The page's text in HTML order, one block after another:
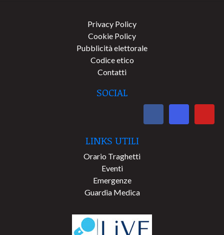
Privacy Policy
Cookie Policy
Pubblicità elettorale
Codice etico
Contatti
SOCIAL
LINKS UTILI
Orario Traghetti
Eventi
Emergenze
Guardia Medica